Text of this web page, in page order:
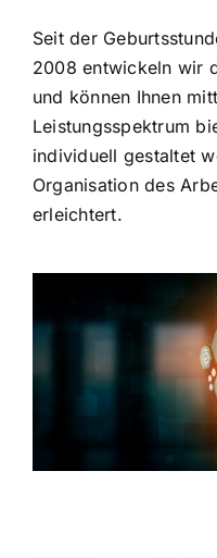
Seit der
2008 entwickeln wir
und können Ihnen
Leistungsspektrum
individuell gestaltet
Organisation des
erleichtert.